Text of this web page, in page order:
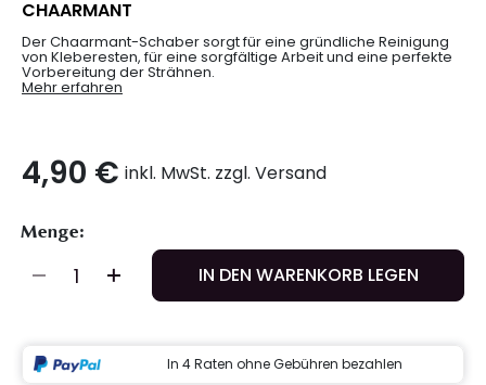
CHAARMANT
Der Chaarmant-Schaber sorgt für eine gründliche Reinigung
von Kleberesten, für eine sorgfältige Arbeit und eine perfekte
Vorbereitung der Strähnen.
Mehr erfahren
4,90 € inkl. MwSt. zzgl. Versand
Menge:
IN DEN WARENKORB LEGEN
In 4 Raten ohne Gebühren bezahlen